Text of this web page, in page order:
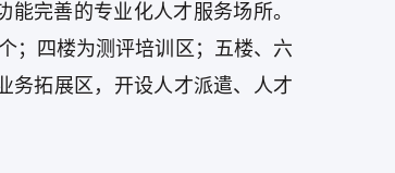
完善的专业化人才服务场所。
；四楼为测评培训区；五楼、六
务拓展区，开设人才派遣、人才